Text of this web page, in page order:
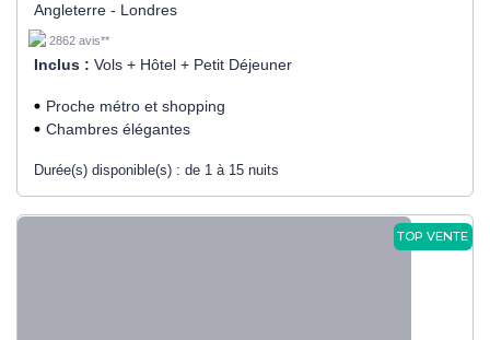
Angleterre - Londres
2862 avis**
Inclus : Vols + Hôtel + Petit Déjeuner
Proche métro et shopping
Chambres élégantes
Durée(s) disponible(s) : de 1 à 15 nuits
TOP VENTE